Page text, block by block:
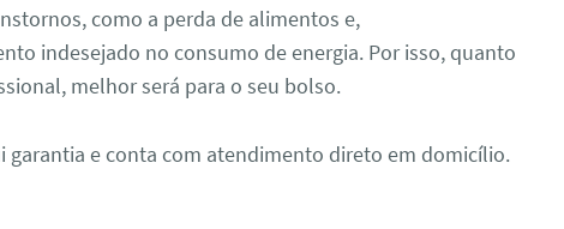
como a perda de alimentos e,
indesejado no consumo de energia. Por isso, quanto
melhor será para o seu bolso.
garantia e conta com atendimento direto em domicílio.